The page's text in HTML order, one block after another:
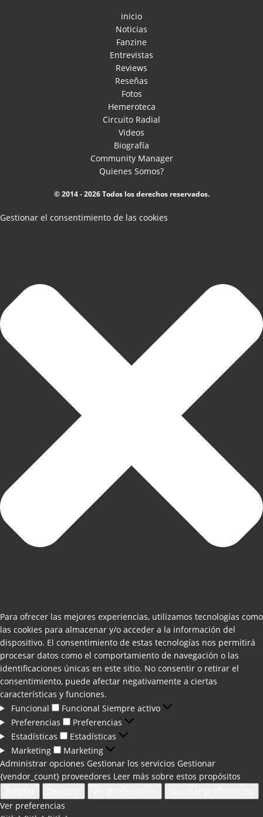
inicio
Noticias
Fanzine
Entrevistas
Reviews
Reseñas
Fotos
Hemeroteca
Circuito Radial
Videos
Biografía
Community Manager
Quienes Somos?
© 2014 - 2026 Todos los derechos reservados.
Gestionar el consentimiento de las cookies
Para ofrecer las mejores experiencias, utilizamos tecnologías como
las cookies para almacenar y/o acceder a la información del
dispositivo. El consentimiento de estas tecnologías nos permitirá
procesar datos como el comportamiento de navegación o las
identificaciones únicas en este sitio. No consentir o retirar el
consentimiento, puede afectar negativamente a ciertas
características y funciones.
Funcional
Funcional Siempre activo
Preferencias
Preferencias
Estadísticas
Estadísticas
Marketing
Marketing
Administrar opciones Gestionar los servicios Gestionar
{vendor_count} proveedores Leer más sobre estos propósitos
Ver preferencias